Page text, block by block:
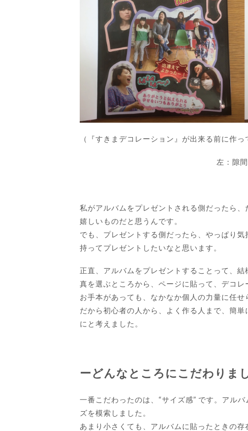
（『すきまデコレーション』が出来る前に作っ
左：隙
私がアルバムをプレゼントされる側だったら
嬉しいものだと思うんです。
でも、プレゼントする側だったら、やっぱり
持ってプレゼントしたいなと思います。
正直、アルバムをプレゼントすることって、
真を選ぶところから、ページに貼って、デコ
お手本があっても、なかなか個人の力量に任せ
だから初心者の人から、よく作る人まで、簡
にと考えました。
ーどんなところにこだわりま
一番こだわったのは、“サイズ感” です。アル
ズを模索しました。
あまり小さくても、アルバムに貼ったときの